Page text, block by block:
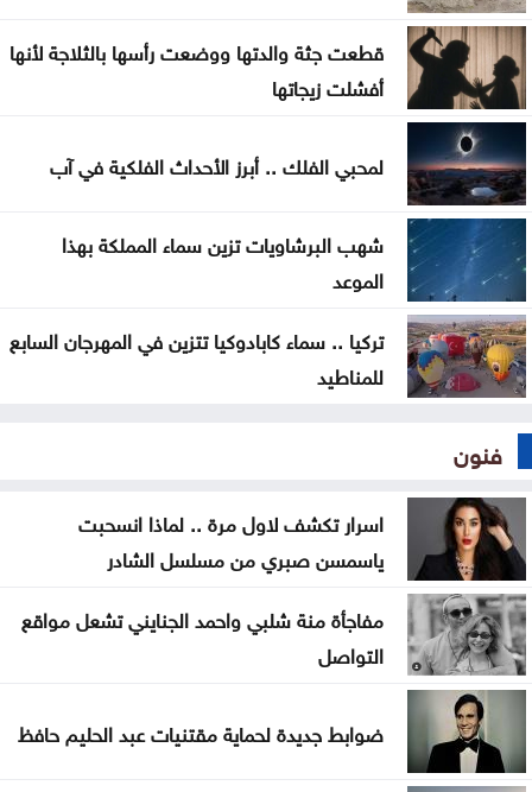
توافق مبدئي على آلية تعيين المدير التنفيذي للبلديات
اليرموك تطلق اسم اليوبيل الذهبي على خريجي الفوج
47 من طلبتها
تعيين سفيرين جديدين لبيلاروس والبيرو غير مقيمين
قطعت جثة والدتها ووضعت رأسها بالثلاجة لأنها
أفشلت زيجاتها
لمحبي الفلك .. أبرز الأحداث الفلكية في آب
شهب البرشاويات تزين سماء المملكة بهذا
الموعد
تركيا .. سماء كابادوكيا تتزين في المهرجان السابع
للمناطيد
فنون
اسرار تكشف لاول مرة .. لماذا انسحبت
ياسمسن صبري من مسلسل الشادر
مفاجأة منة شلبي واحمد الجنايني تشعل مواقع
التواصل
ضوابط جديدة لحماية مقتنيات عبد الحليم حافظ